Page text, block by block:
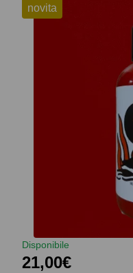
novita
Disponibile
21,00€